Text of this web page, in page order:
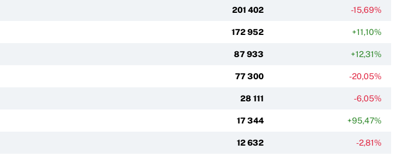
201 402 -15,69%
172 952 +11,10%
87 933 +12,31%
77 300 -20,05%
28 111 -6,05%
17 344 +95,47%
12 632 -2,81%